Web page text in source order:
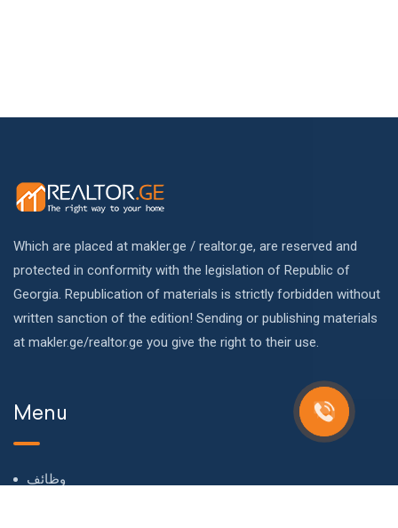
Which are placed at makler.ge / realtor.ge, are reserved and
protected in conformity with the legislation of Republic of
Georgia. Republication of materials is strictly forbidden without
written sanction of the edition! Sending or publishing materials
at makler.ge/realtor.ge you give the right to their use.
Menu
وظائف